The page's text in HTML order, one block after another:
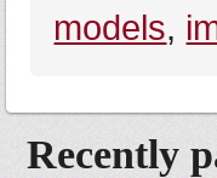
models,
Recently